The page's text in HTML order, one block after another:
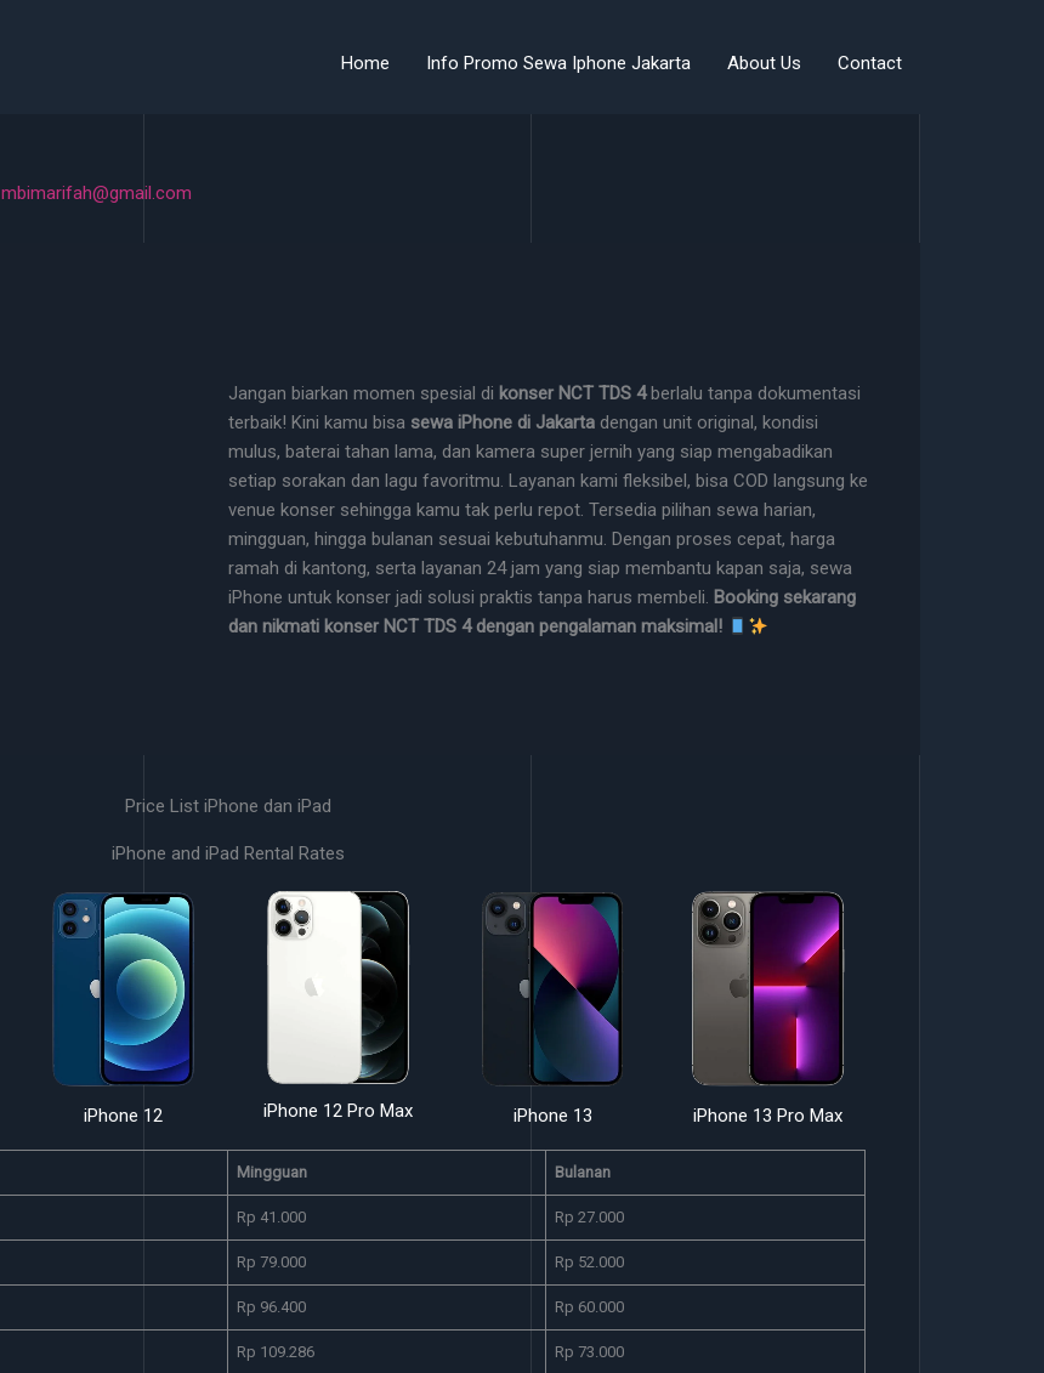
Home Info Promo Sewa Iphone Jakarta About Us Contact
mbimarifah@gmail.com
Jangan biarkan momen spesial di konser NCT TDS 4berlalu tanpa dokumentasi
terbaik! Kini kamu bisa sewa iPhone di Jakarta dengan unit original, kondisi
mulus, baterai tahan lama, dan kamera super jernih yang siap mengabadikan
setiap sorakan dan lagu favoritmu. Layanan kami fleksibel, bisa COD langsung ke
venue konser sehingga kamu tak perlu repot. Tersedia pilihan sewa harian,
mingguan, hingga bulanan sesuai kebutuhanmu. Dengan proses cepat, harga
ramah di kantong, serta layanan 24 jam yang siap membantu kapan saja, sewa
iPhone untuk konser jadi solusi praktis tanpa harus membeli. Booking sekarang
dan nikmati konser NCT TDS 4 dengan pengalaman maksimal!
Price List iPhone dan iPad
iPhone and iPad Rental Rates
iPhone 12 Pro Max iPhone 13 iPhone 13 Pro Max iPhone 14
Mingguan Bulanan
Rp 41.000 Rp 27.000
Rp 79.000 Rp 52.000
Rp 96.400 Rp 60.000
Rp 109.286 Rp 73.000